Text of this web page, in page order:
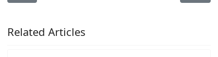
Related Articles